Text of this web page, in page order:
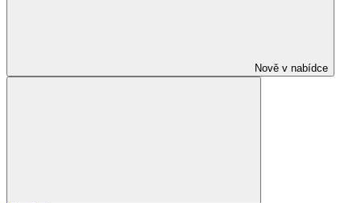
Nově v nabídce